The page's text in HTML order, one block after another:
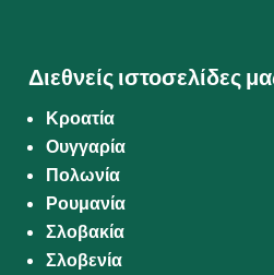
Διεθνείς ιστοσελίδες
Κροατία
Ουγγαρία
Πολωνία
Ρουμανία
Σλοβακία
Σλοβενία